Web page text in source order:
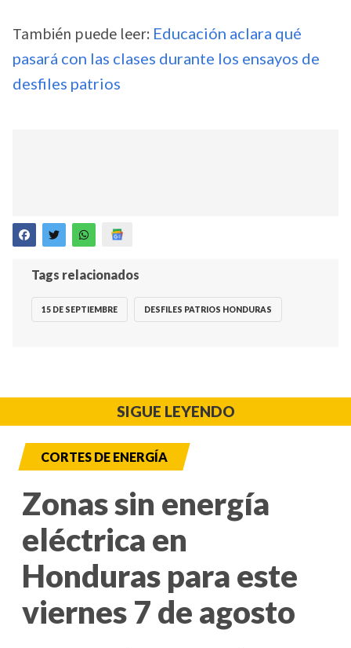
También puede leer: Educación aclara qué
pasará con las clases durante los ensayos de
desfiles patrios
Tags relacionados
15 DE SEPTIEMBRE DESFILES PATRIOS HONDURAS
SIGUE LEYENDO
CORTES DE ENERGÍA
Zonas sin energía
eléctrica en
Honduras para este
viernes 7 de agosto